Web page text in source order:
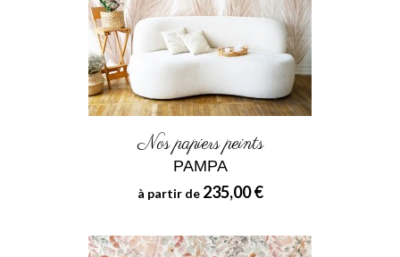
Nos papiers peints
PAMPA
à partir de 235,00 €